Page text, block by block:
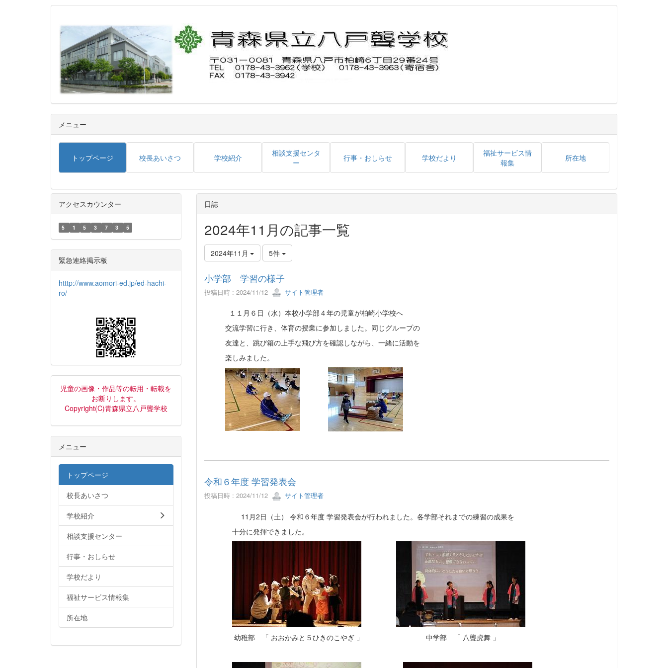
メニュー
トップページ 校長あいさつ 学校紹介
相談支援センタ
ー
行事・おしらせ 学校だより
福祉サービス情
報集
所在地
日誌
2024年11月の記事一覧
2024年11月 5件
小学部 学習の様子
投稿日時 : 2024/11/12 サイト管理者
１１月６日（水）本校小学部４年の児童が柏崎小学校へ
交流学習に行き、体育の授業に参加しました。同じグループの
友達と、跳び箱の上手な飛び方を確認しながら、一緒に活動を
楽しみました。
令和６年度 学習発表会
投稿日時 : 2024/11/12 サイト管理者
11月2日（土） 令和６年度 学習発表会が行われました。各学部それまでの練習の成果を
十分に発揮できました。
幼稚部 「 おおかみと５ひきのこやぎ 」 中学部 「 八聾虎舞 」
アクセスカウンター
5 1 5 3 7 3 5
緊急連絡掲示板
htttp://www.aomori-ed.jp/ed-hachi-
ro/
児童の画像・作品等の転用・転載を
お断りします。
Copyright(C)青森県立八戸聾学校
メニュー
トップページ
校長あいさつ
学校紹介
相談支援センター
行事・おしらせ
学校だより
福祉サービス情報集
所在地